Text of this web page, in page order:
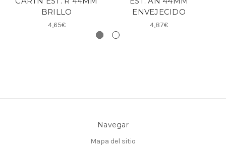
BRILLO
4,65€
ENVEJECIDO
4,87€
Navegar
Mapa del sitio